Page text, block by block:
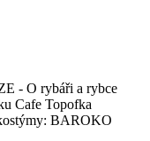
- O rybáři a rybce
Cafe Topofka
BAROKO